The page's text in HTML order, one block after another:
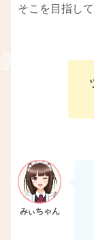
そこを目指し